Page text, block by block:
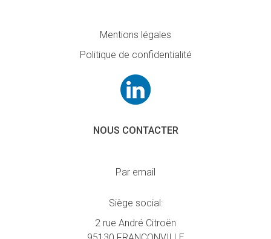
Mentions légales
Politique de confidentialité
NOUS CONTACTER
Par email
Siège social:
2 rue André Citroën